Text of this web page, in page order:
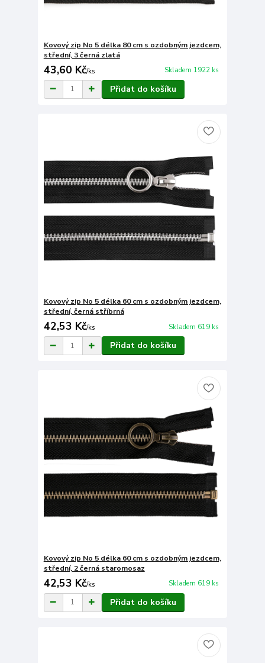
Kovový zip No 5 délka 80 cm s ozdobným jezdcem,
střední, 3 černá zlatá
43,60 Kč/ks Skladem 1922 ks
Přidat do košíku
Kovový zip No 5 délka 60 cm s ozdobným jezdcem,
střední, černá stříbrná
42,53 Kč/ks Skladem 619 ks
Přidat do košíku
Kovový zip No 5 délka 60 cm s ozdobným jezdcem,
střední, 2 černá staromosaz
42,53 Kč/ks Skladem 619 ks
Přidat do košíku